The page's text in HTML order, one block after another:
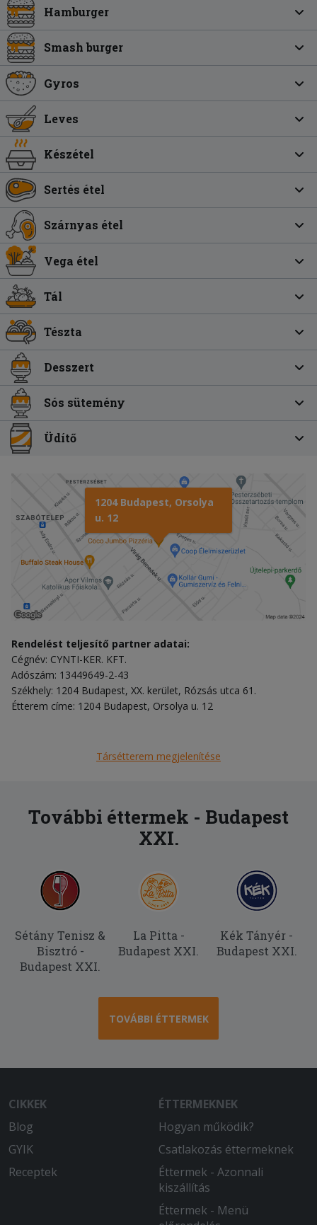
Hamburger
Smash burger
Gyros
Leves
Készétel
Sertés étel
Szárnyas étel
Vega étel
Tál
Tészta
Desszert
Sós sütemény
Üdítő
1204 Budapest, Orsolya
u. 12
Rendelést teljesítő partner adatai:
Cégnév: CYNTI-KER. KFT.
Adószám: 13449649-2-43
Székhely: 1204 Budapest, XX. kerület, Rózsás utca 61.
Étterem címe: 1204 Budapest, Orsolya u. 12
Társétterem megjelenítése
További éttermek - Budapest
XXI.
Sétány Tenisz &
Bisztró -
Budapest XXI.
La Pitta -
Budapest XXI.
Kék Tányér -
Budapest XXI.
TOVÁBBI ÉTTERMEK
CIKKEK
Blog
GYIK
Receptek
ÉTTERMEKNEK
Hogyan működik?
Csatlakozás éttermeknek
Éttermek - Azonnali
kiszállítás
Éttermek - Menü